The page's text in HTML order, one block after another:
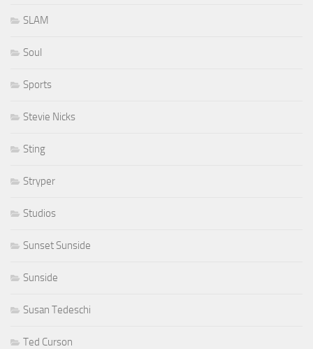
SLAM
Soul
Sports
Stevie Nicks
Sting
Stryper
Studios
Sunset Sunside
Sunside
Susan Tedeschi
Ted Curson